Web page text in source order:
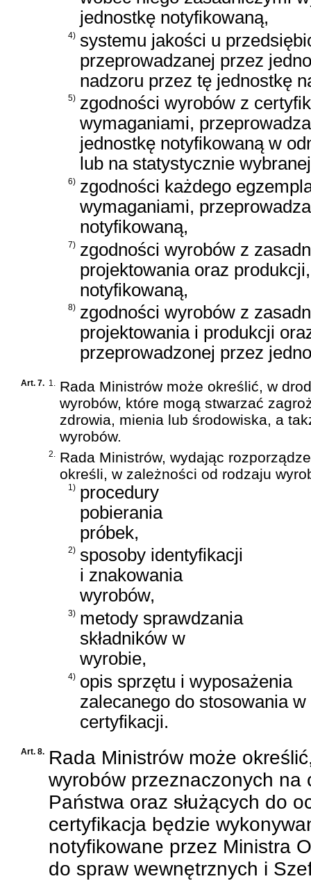
jednostkę notyfikowaną,
4) systemu jakości u
przeprowadzanej przez
nadzoru przez tę jednostkę
5) zgodności wyrobów z
wymaganiami,
jednostkę notyfikowaną w
lub na statystycznie
6) zgodności każdego
wymaganiami,
notyfikowaną,
7) zgodności wyrobów z
projektowania oraz
notyfikowaną,
8) zgodności wyrobów z
projektowania i produkcji
przeprowadzonej przez
Art. 7. 1.
Rada Ministrów może określić, w
wyrobów, które mogą stwarzać
zdrowia, mienia lub środowiska, a
wyrobów.
2.
Rada Ministrów, wydając
określi, w zależności od rodzaju
1) procedury
pobierania
próbek,
2) sposoby identyfikacji
i znakowania
wyrobów,
3) metody sprawdzania
składników w
wyrobie,
4) opis sprzętu i wyposażenia
zalecanego do stosowania
certyfikacji.
Art. 8. Rada Ministrów może
wyrobów przeznaczonych
Państwa oraz służących do
certyfikacja będzie
notyfikowane przez Ministra
do spraw wewnętrznych i